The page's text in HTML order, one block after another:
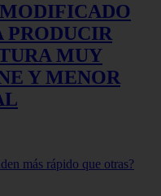
PRODUCIR
MUY
Y MENOR